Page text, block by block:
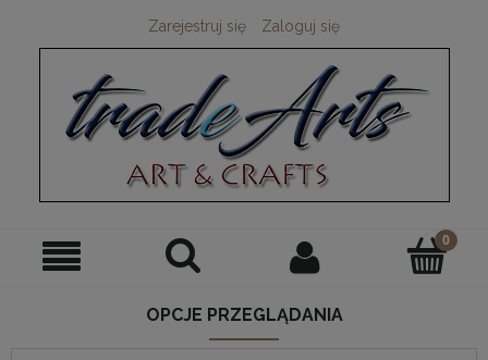
Zarejestruj się Zaloguj się
OPCJE PRZEGLĄDANIA